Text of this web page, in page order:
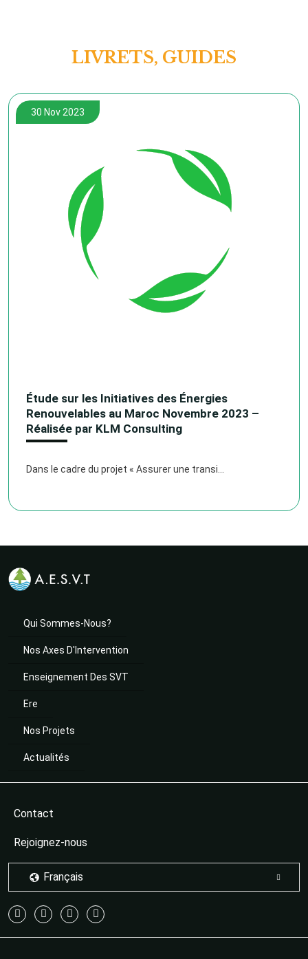
LIVRETS, GUIDES
30 Nov 2023
Étude sur les Initiatives des Énergies
Renouvelables au Maroc Novembre 2023 –
Réalisée par KLM Consulting
Dans le cadre du projet « Assurer une transi...
Contact
Rejoignez-nous
Français
Qui Sommes-Nous?
Nos Axes D'Intervention
Enseignement Des SVT
Ere
Nos Projets
Actualités